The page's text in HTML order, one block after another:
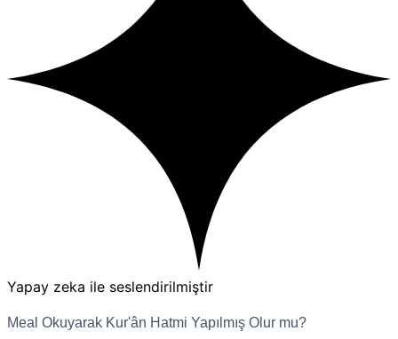
Yapay zeka ile seslendirilmiştir
Meal Okuyarak Kur'ân Hatmi Yapılmış Olur mu?